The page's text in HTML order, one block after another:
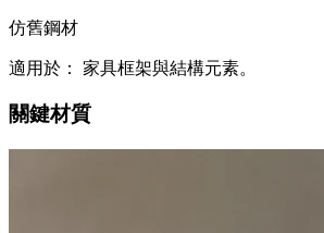
仿舊鋼材
適用於： 家具框架與結構元素。
關鍵材質